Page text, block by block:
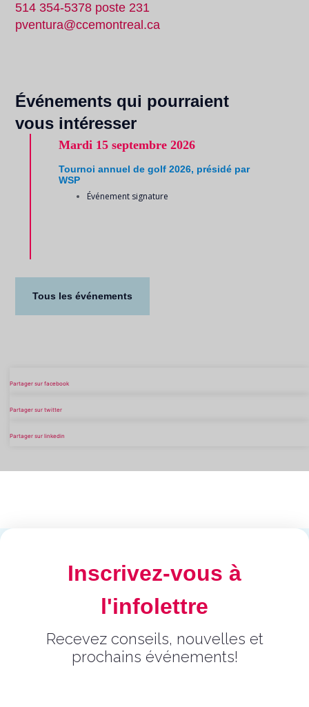
514 354-5378 poste 231
pventura@ccemontreal.ca
Événements qui pourraient
vous intéresser
Mardi 15 septembre 2026
Tournoi annuel de golf 2026, présidé par
WSP
Événement signature
Tous les événements
Partager sur facebook
Partager sur twitter
Partager sur linkedin
Inscrivez-vous à
l'infolettre
Recevez conseils, nouvelles et
prochains événements!